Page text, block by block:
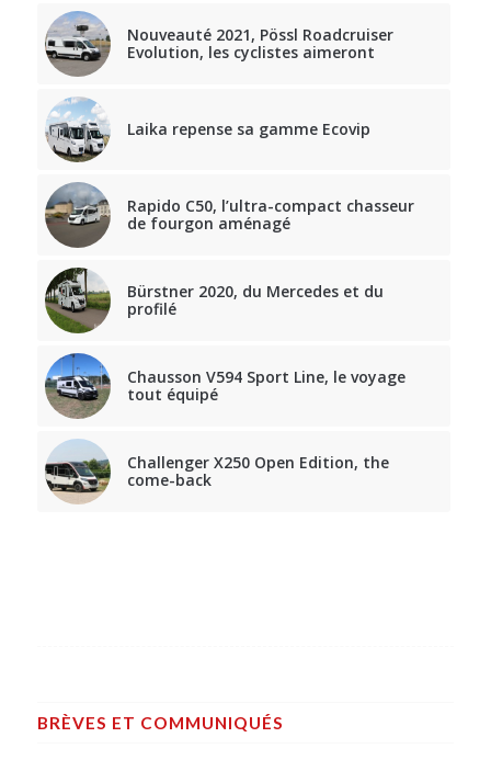
Nouveauté 2021, Pössl Roadcruiser
Evolution, les cyclistes aimeront
Laika repense sa gamme Ecovip
Rapido C50, l’ultra-compact chasseur
de fourgon aménagé
Bürstner 2020, du Mercedes et du
profilé
Chausson V594 Sport Line, le voyage
tout équipé
Challenger X250 Open Edition, the
come-back
BRÈVES ET COMMUNIQUÉS